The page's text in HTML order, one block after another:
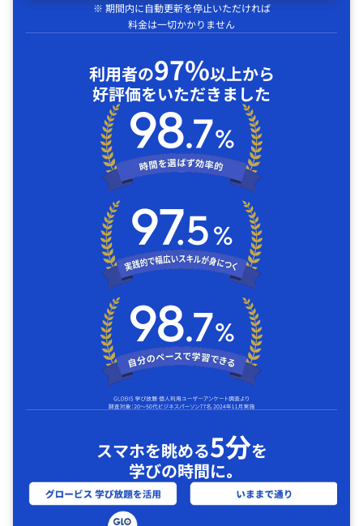
※ 期間内に自動更新を停止いただければ
料金は一切かかりません
利用者の97%以上から
好評価をいただきました
スマホを眺める5分を
学びの時間に｡